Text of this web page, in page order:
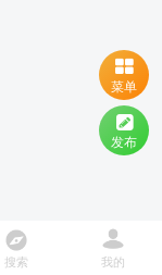
搜索 我的
菜单
发布